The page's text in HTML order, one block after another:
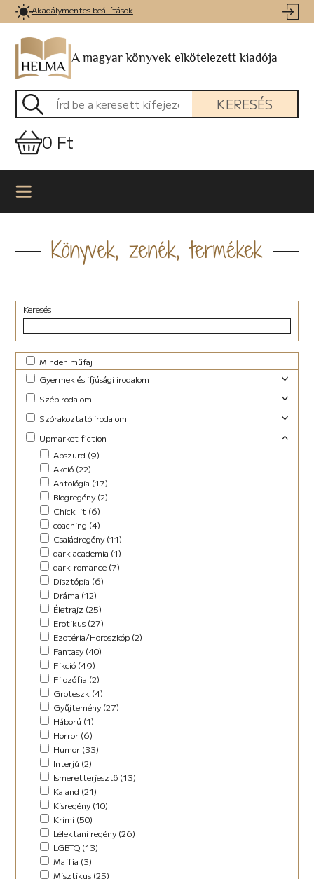
Akadálymentes beállítások
A magyar könyvek elkötelezett kiadója
KERESÉS
0 Ft
Könyvek, zenék, termékek
Keresés
Minden műfaj
Gyermek és ifjúsági irodalom
Foglalkoztató (29)
Ifjúsági (Young Adult) (47)
Lányregény (7)
Mese (141)
New Adult (9)
Novella (4)
Vers (27)
Szépirodalom
Családregény (3)
Novella (10)
Regény (13)
Szociodráma (2)
Vers (36)
Szórakoztató irodalom
Akció (13)
Chick lit (4)
coaching (1)
Családregény (8)
Dark Fantasy (1)
Disztópia (4)
Életrajz (7)
Erotikus (14)
Ezotéria/Horoszkóp (3)
Fikció (46)
fun fiction (1)
Háború (2)
Horror (5)
Kaland (11)
Kisregény (10)
Lélektani regény (12)
Misztikus (9)
Napló (4)
New Adult (5)
Novella (34)
Oktatás (2)
Paródia (3)
Regény (42)
Romantikus (29)
Sci-fi (14)
Steampunk (1)
Urban Fantasy (2)
Utikönyv (8)
Upmarket fiction
Abszurd (9)
Akció (22)
Antológia (17)
Blogregény (2)
Chick lit (6)
coaching (4)
Családregény (11)
dark academia (1)
dark-romance (7)
Disztópia (6)
Dráma (12)
Életrajz (25)
Erotikus (27)
Ezotéria/Horoszkóp (2)
Fantasy (40)
Fikció (49)
Filozófia (2)
Groteszk (4)
Gyűjtemény (27)
Háború (1)
Horror (6)
Humor (33)
Interjú (2)
Ismeretterjesztő (13)
Kaland (21)
Kisregény (10)
Krimi (50)
Lélektani regény (26)
LGBTQ (13)
Maffia (3)
Misztikus (25)